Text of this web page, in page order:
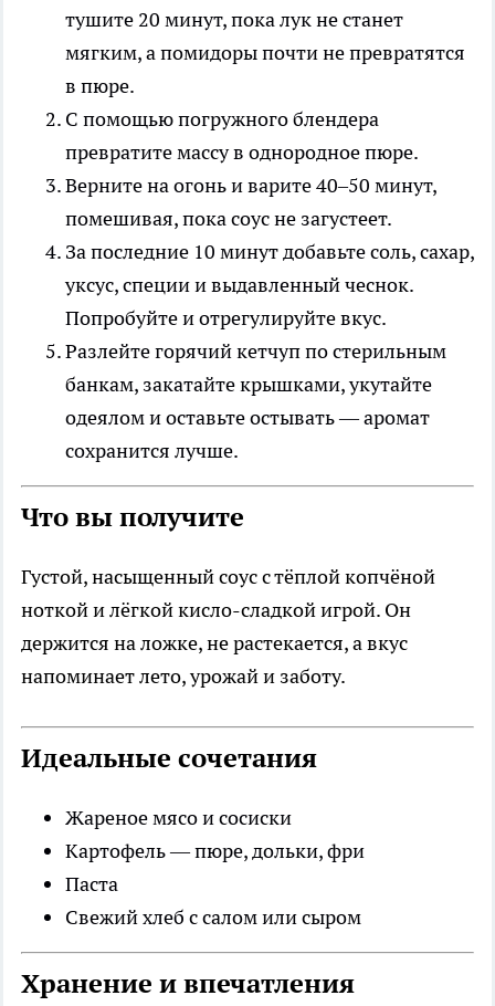
тушите 20 минут, пока лук не станет
мягким, а помидоры почти не превратятся
в пюре.
С помощью погружного блендера
превратите массу в однородное пюре.
Верните на огонь и варите 40–50 минут,
помешивая, пока соус не загустеет.
За последние 10 минут добавьте соль, сахар,
уксус, специи и выдавленный чеснок.
Попробуйте и отрегулируйте вкус.
Разлейте горячий кетчуп по стерильным
банкам, закатайте крышками, укутайте
одеялом и оставьте остывать — аромат
сохранится лучше.
Что вы получите
Густой, насыщенный соус с тёплой копчёной
ноткой и лёгкой кисло-сладкой игрой. Он
держится на ложке, не растекается, а вкус
напоминает лето, урожай и заботу.
Идеальные сочетания
Жареное мясо и сосиски
Картофель — пюре, дольки, фри
Паста
Свежий хлеб с салом или сыром
Хранение и впечатления